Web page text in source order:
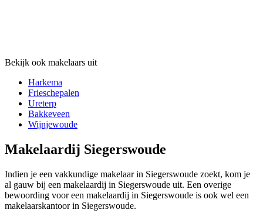
Bekijk ook makelaars uit
Harkema
Frieschepalen
Ureterp
Bakkeveen
Wijnjewoude
Makelaardij Siegerswoude
Indien je een vakkundige makelaar in Siegerswoude zoekt, kom je
al gauw bij een makelaardij in Siegerswoude uit. Een overige
bewoording voor een makelaardij in Siegerswoude is ook wel een
makelaarskantoor in Siegerswoude.